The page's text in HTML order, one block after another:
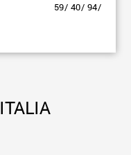
59/ 40/ 94/